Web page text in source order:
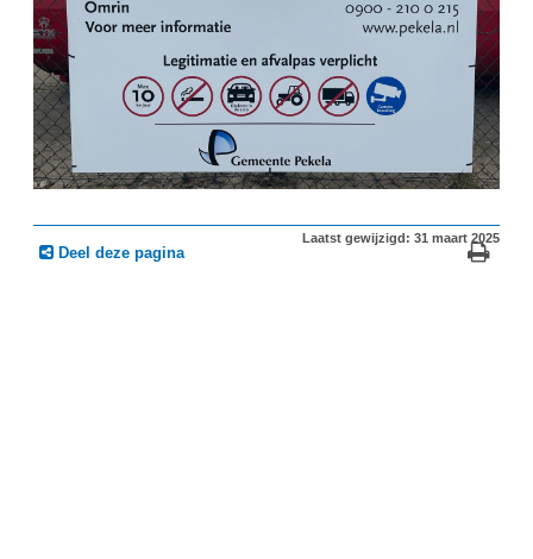
Deel deze pagina
Laatst gewijzigd: 31 maart 2025